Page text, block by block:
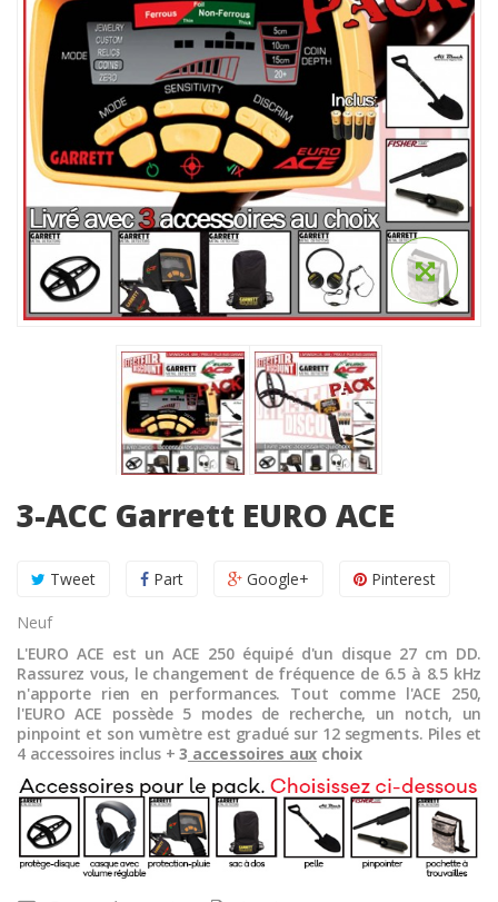
3-ACC Garrett EURO ACE
Tweet Part Google+ Pinterest
Neuf
L'EURO ACE est un ACE 250 équipé d'un disque 27 cm DD.
Rassurez vous, le changement de fréquence de 6.5 à 8.5 kHz
n'apporte rien en performances. Tout comme l'ACE 250,
l'EURO ACE possède 5 modes de recherche, un notch, un
pinpoint et son vumètre est gradué sur 12 segments. Piles et
4 accessoires inclus +3 accessoires aux choix